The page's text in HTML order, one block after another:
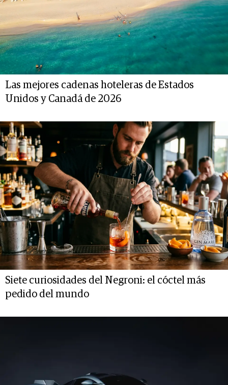
Las mejores cadenas hoteleras de Estados
Unidos y Canadá de 2026
Siete curiosidades del Negroni: el cóctel más
pedido del mundo